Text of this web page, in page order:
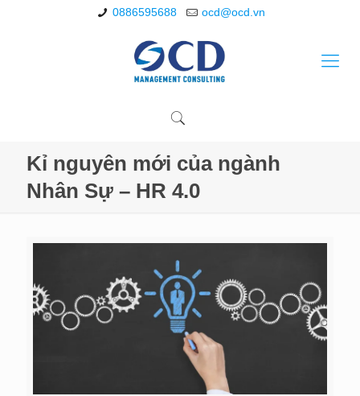
0886595688 ocd@ocd.vn
Kỉ nguyên mới của ngành
Nhân Sự – HR 4.0